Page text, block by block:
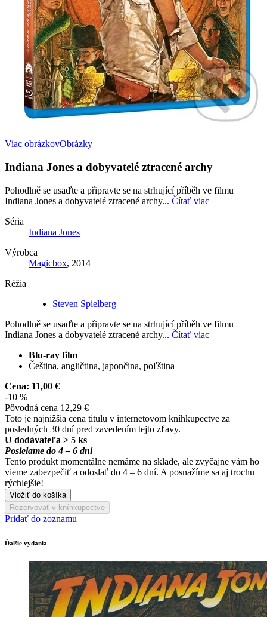
Viac obrázkovObrázky
Indiana Jones a dobyvatelé ztracené archy
Pohodlně se usaďte a připravte se na strhující příběh ve filmu
Indiana Jones a dobyvatelé ztracené archy... Čítať viac
Séria
Indiana Jones
Výrobca
Magicbox, 2014
Réžia
Steven Spielberg
Pohodlně se usaďte a připravte se na strhující příběh ve filmu
Indiana Jones a dobyvatelé ztracené archy... Čítať viac
Blu-ray film
Čeština, angličtina, japončina, poľština
Cena: 11,00 €
-10 %
Pôvodná cena 12,29 €
Toto je najnižšia cena titulu v internetovom kníhkupectve za
posledných 30 dní pred zavedením tejto zľavy.
U dodávateľa > 5 ks
Posielame do 4 – 6 dní
Tento produkt momentálne nemáme na sklade, ale zvyčajne vám ho
vieme zabezpečiť a odoslať do 4 – 6 dní. A posnažíme sa aj trochu
rýchlejšie!
Vložiť do košíka
Rezervovať v kníhkupectve
Pridať do zoznamu
Ďalšie vydania